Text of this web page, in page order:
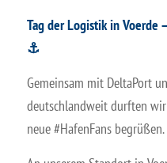
Tag der Logistik in Voerde
⚓
Gemeinsam mit DeltaPort
deutschlandweit durften
neue #HafenFans begrüßen.